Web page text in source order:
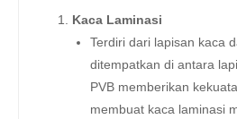
Kaca Laminasi
Terdiri dari lapisan kaca
ditempatkan di antara
PVB memberikan
membuat kaca laminasi